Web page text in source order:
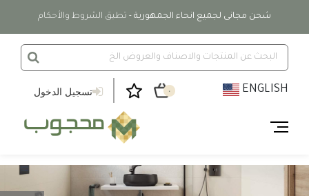
شحن مجانى لجميع انحاء الجمهورية - تطبق الشروط والأحكام
تسجيل الدخول ٠ ENGLISH